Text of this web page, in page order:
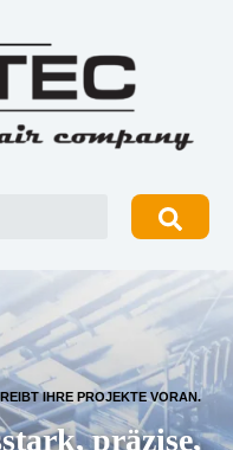
präzise,
IHRE PROJEKTE VORAN.